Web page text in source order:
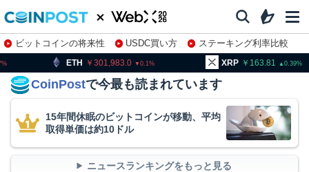
ビットコインの将来性 USDC買い方
ステーキング利率比較
株特集・関連銘柄
301,983.0 0.1 XRP 0.39 BNB
CoinPostで今最も読まれています
15年間休眠のビットコインが移動、平均
取得単価は約10ドル
ニュースランキングをもっと見る